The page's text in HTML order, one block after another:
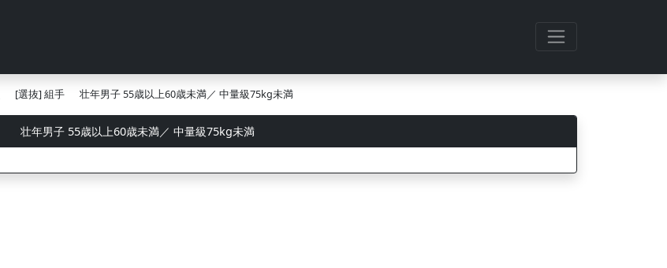
[選抜] 組手 壮年男子 55歳以上60歳未満／ 中量級75kg未満
壮年男子 55歳以上60歳未満／ 中量級75kg未満